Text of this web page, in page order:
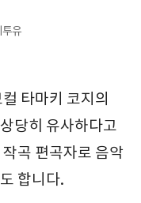
투유
타마키 코지의
당히 유사하다고
곡 편곡자로 음악
합니다.